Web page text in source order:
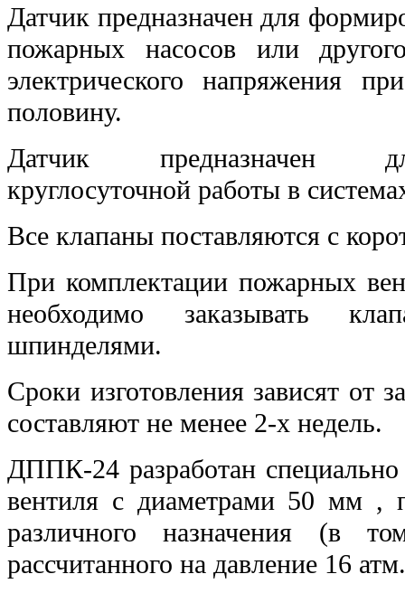
Датчик предназначен для
пожарных насосов или
электрического напряжения
половину.
Датчик предназначен
круглосуточной работы в
Все клапаны поставляются с
При комплектации пожарных
необходимо заказывать
шпинделями.
Сроки изготовления зависят от
составляют не менее 2-х недель.
ДППК-24 разработан специально
вентиля с диаметрами 50 мм ,
различного назначения (в
рассчитанного на давление 16 атм.